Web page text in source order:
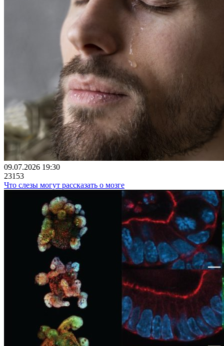
09.07.2026 19:30
23153
Что слезы могут рассказать о мозге